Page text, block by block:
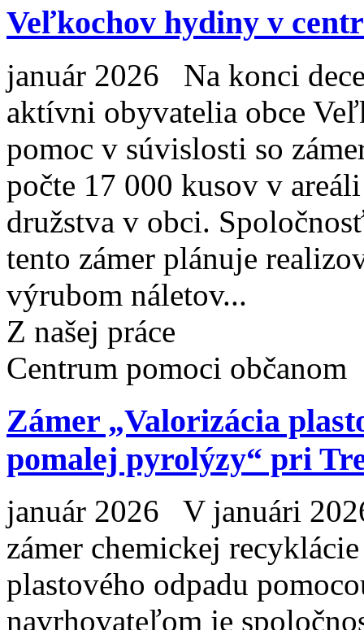
Veľkochov hydiny v
január 2026 Na konci
aktívni obyvatelia obce
pomoc v súvislosti so
počte 17 000 kusov v
družstva v obci.
tento zámer plánuje
výrubom náletov...
Z našej práce
Centrum pomoci občanom
Zámer „Valorizácia
pomalej pyrolýzy“ pri
január 2026 V januári
zámer chemickej
plastového odpadu
navrhovateľom je